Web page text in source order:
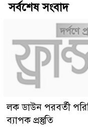
সর্বশেষ সংবাদ
লক ডাউন পরবর্তী
ব্যাপক প্রস্তুতি